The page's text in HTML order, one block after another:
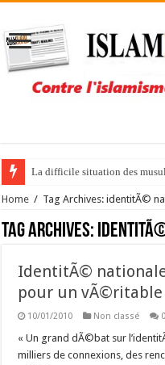
La difficile situation des
Home / Tag Archives: identitÃ©
Tag Archives:
IdentitÃ©
pour un
10/01/2010 Non classé 0
« Un grand dÃ©bat sur
milliers de connexions, des